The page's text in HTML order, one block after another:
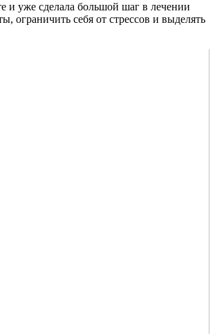
и уже сделала большой шаг в лечении
ограничить себя от стрессов и выделять